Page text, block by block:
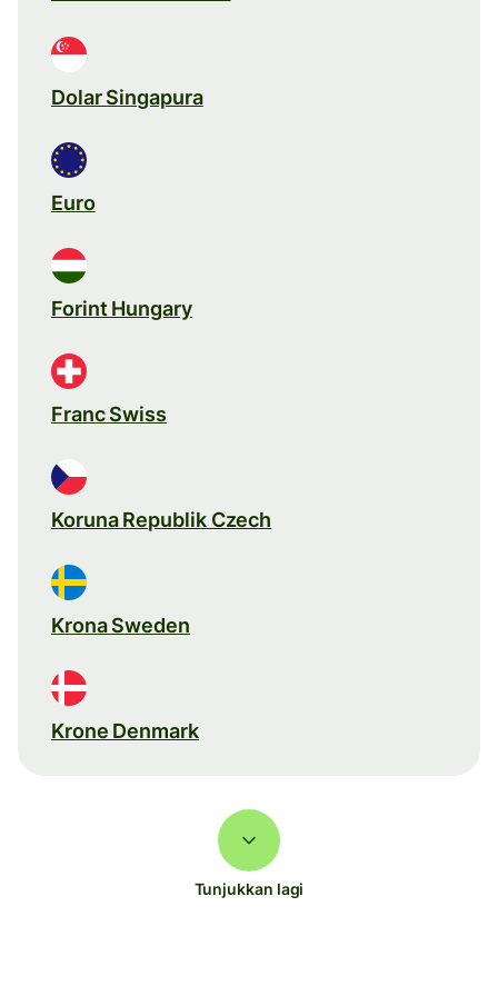
Dolar Singapura
Euro
Forint Hungary
Franc Swiss
Koruna Republik Czech
Krona Sweden
Krone Denmark
Tunjukkan lagi